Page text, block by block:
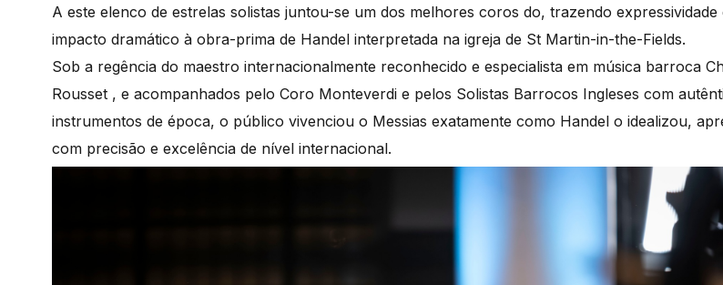
A este elenco de estrelas solistas juntou-se um dos melhores coros do, trazendo expressividade
impacto dramático à obra-prima de Handel interpretada na igreja de St Martin-in-the-Fields.
Sob a regência do maestro internacionalmente reconhecido e especialista em música barroca
Rousset , e acompanhados pelo Coro Monteverdi e pelos Solistas Barrocos Ingleses com
instrumentos de época, o público vivenciou o Messias exatamente como Handel o idealizou,
com precisão e excelência de nível internacional.